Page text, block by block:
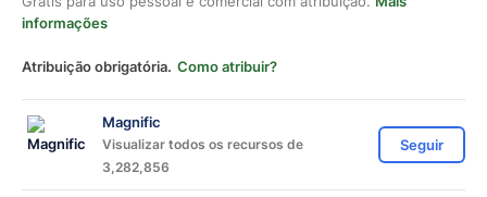
informações
Atribuição obrigatória. Como atribuir?
Magnific
Visualizar todos os recursos de
3,282,856
Seguir